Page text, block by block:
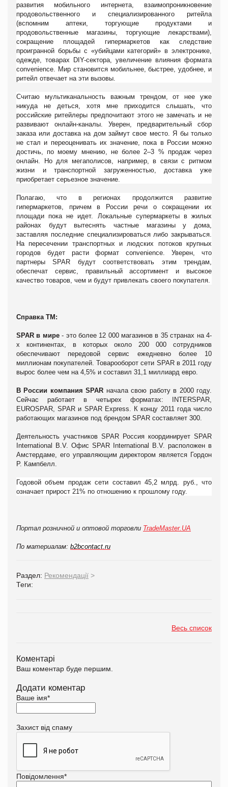
развития мобильного интернета, взаимопроникновение
продовольственного и специализированного ритейла
(вспомним аптеки, торгующие продуктами и
продовольственные магазины, торгующие лекарствами),
сокращение площадей гипермаркетов как следствие
проигранной борьбы с «убийцами категорий» в электронике,
одежде, товарах DIY-сектора, увеличение влияния формата
convenience. Мир становится мобильнее, быстрее, удобнее, и
ритейл отвечает на эти вызовы.
Считаю мультиканальность важным трендом, от нее уже
никуда не деться, хотя мне приходится слышать, что
российские ритейлеры предпочитают этого не замечать и не
развивают онлайн-каналы. Уверен, предварительный сбор
заказа или доставка на дом займут свое место. Я бы только
не стал и переоценивать их значение, пока в России можно
достичь, по моему мнению, не более 2–3 % продаж через
онлайн. Но для мегаполисов, например, в связи с ритмом
жизни и транспортной загруженностью, доставка уже
приобретает серьезное значение.
Полагаю, что в регионах продолжится развитие
гипермаркетов, причем в России речи о сокращении их
площади пока не идет. Локальные супермаркеты в жилых
районах будут вытеснять частные магазины у дома,
заставляя последние специализироваться либо закрываться.
На пересечении транспортных и людских потоков крупных
городов будет расти формат convenience. Уверен, что
партнеры SPAR будут соответствовать этим трендам,
обеспечат сервис, правильный ассортимент и высокое
качество товаров, чем и будут привлекать своего покупателя.
Справка ТМ:
SPAR в мире- это более 12 000 магазинов в 35 странах на 4-
х континентах, в которых около 200 000 сотрудников
обеспечивают передовой сервис ежедневно более 10
миллионам покупателей. Товарооборот сети SPAR в 2011 году
вырос более чем на 4,5% и составил 31,1 миллиард евро.
В России компания SPAR начала свою работу в 2000 году.
Сейчас работает в четырех форматах: INTERSPAR,
EUROSPAR, SPAR и SPAR Express. К концу 2011 года число
работающих магазинов под брендом SPAR составляет 300.
Деятельность участников SPAR Россия координирует SPAR
International B.V. Офис SPAR International B.V. расположен в
Амстердаме, его управляющим директором является Гордон
Р. Кампбелл.
Годовой объем продаж сети составил 45,2 млрд. руб., что
означает прирост 21% по отношению к прошлому году.
Портал розничной и оптовой торговли TradeMaster.UA
По материалам: b2bcontact.ru
Раздел: Рекомендації >
Теги:
Весь список
Коментарі
Ваш коментар буде першим.
Додати коментар
Ваше імя*
Захист від спаму
Повідомлення*